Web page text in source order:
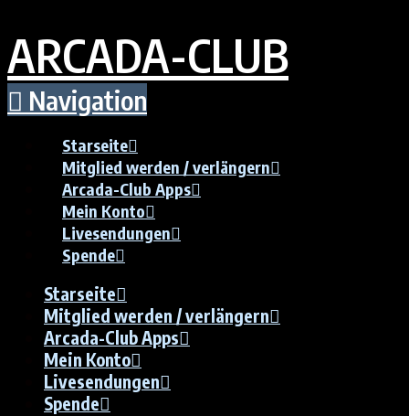
ARCADA-CLUB
Navigation
Starseite
Mitglied werden / verlängern
Arcada-Club Apps
Mein Konto
Livesendungen
Spende
Starseite
Mitglied werden / verlängern
Arcada-Club Apps
Mein Konto
Livesendungen
Spende